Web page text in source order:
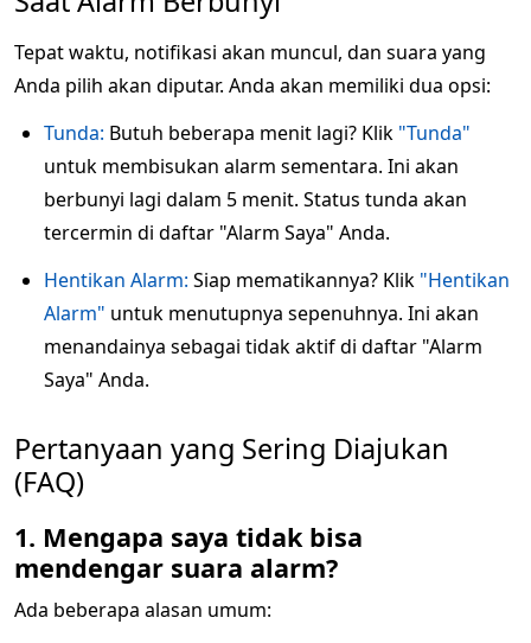
Tepat waktu, notifikasi akan muncul, dan suara yang
Anda pilih akan diputar. Anda akan memiliki dua opsi:
Tunda: Butuh beberapa menit lagi? Klik "Tunda"
untuk membisukan alarm sementara. Ini akan
berbunyi lagi dalam 5 menit. Status tunda akan
tercermin di daftar "Alarm Saya" Anda.
Hentikan Alarm: Siap mematikannya? Klik "Hentikan
Alarm" untuk menutupnya sepenuhnya. Ini akan
menandainya sebagai tidak aktif di daftar "Alarm
Saya" Anda.
Pertanyaan yang Sering Diajukan
(FAQ)
1. Mengapa saya tidak bisa
mendengar suara alarm?
Ada beberapa alasan umum: